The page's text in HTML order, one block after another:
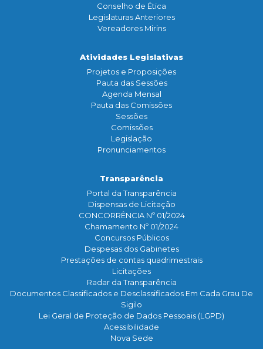
Conselho de Ética
Legislaturas Anteriores
Vereadores Mirins
Atividades Legislativas
Projetos e Proposições
Pauta das Sessões
Agenda Mensal
Pauta das Comissões
Sessões
Comissões
Legislação
Pronunciamentos
Transparência
Portal da Transparência
Dispensas de Licitação
CONCORRÊNCIA Nº 01/2024
Chamamento Nº 01/2024
Concursos Públicos
Despesas dos Gabinetes
Prestações de contas quadrimestrais
Licitações
Radar da Transparência
Documentos Classificados e Desclassificados Em Cada Grau De
Sigilo
Lei Geral de Proteção de Dados Pessoais (LGPD)
Acessibilidade
Nova Sede